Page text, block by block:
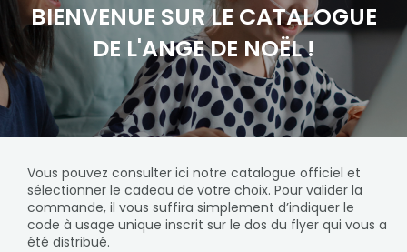
BIENVENUE SUR LE CATALOGUE
DE L'ANGE DE NOËL !
Vous pouvez consulter ici notre catalogue officiel et
sélectionner le cadeau de votre choix. Pour valider la
commande, il vous suffira simplement d’indiquer le
code à usage unique inscrit sur le dos du flyer qui vous a
été distribué.